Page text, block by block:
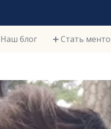
блог ➕ Стать